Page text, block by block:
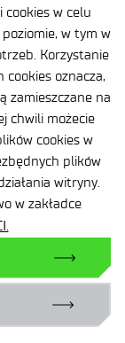
w celu
w tym w
Korzystanie
oznacza,
zamieszczane na
chwili możecie
cookies w
plików
witryny.
w zakładce